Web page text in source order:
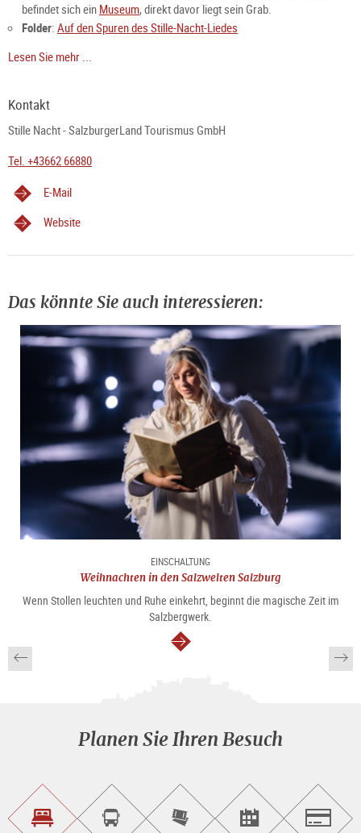
befindet sich ein Museum, direkt davor liegt sein Grab.
Folder: Auf den Spuren des Stille-Nacht-Liedes
Lesen Sie mehr ...
Kontakt
Stille Nacht - SalzburgerLand Tourismus GmbH
Tel. +43662 66880
E-Mail
Website
Das könnte Sie auch interessieren:
EINSCHALTUNG
Weihnachten in den Salzwelten Salzburg
Wenn Stollen leuchten und Ruhe einkehrt, beginnt die magische Zeit im
Salzbergwerk.
weiter
Planen Sie Ihren Besuch
Unterkunft<br>findenSightseeing<br>Tour
Tickets
Events<br>finden